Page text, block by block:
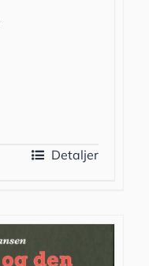
Detaljer